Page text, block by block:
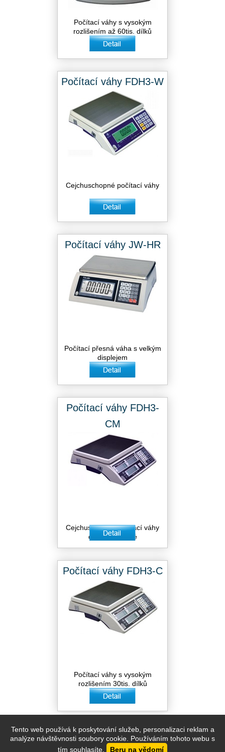
Počítací váhy s vysokým
rozlišením až 60tis. dílků
Počítací váhy FDH3-W
Cejchuschopné počítací váhy
Počítací váhy JW-HR
Počítací přesná váha s velkým
displejem
Počítací váhy FDH3-
CM
Cejchuschopné počítací váhy
dvourozsahové
Počítací váhy FDH3-C
Počítací váhy s vysokým
rozlišením 30tis. dílků
Váhy Horňák 2026. Všechna práva vyhrazena.
,tvorba webových stránek aoptimalizace pro
Tento web používá k poskytování služeb, personalizaci reklam a
analýze návštěvnosti soubory cookie. Používáním tohoto webu s
tím souhlasíte.
Beru na vědomí